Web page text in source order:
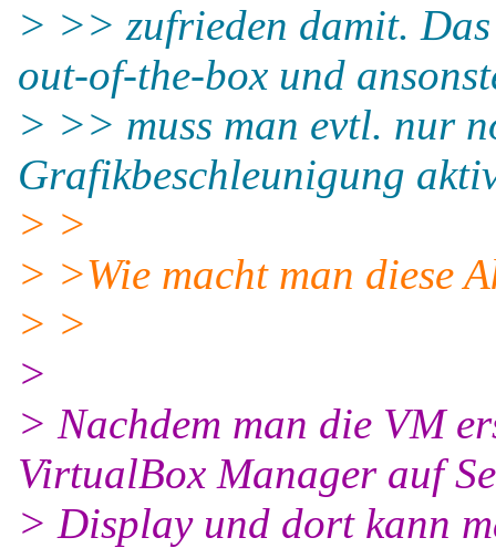
> >> zufrieden damit.
out-of-the-box und
> >> muss man evtl. nur
Grafikbeschleunigung
> >
> >Wie macht man diese
> >
>
> Nachdem man die VM
VirtualBox Manager auf
> Display und dort kann